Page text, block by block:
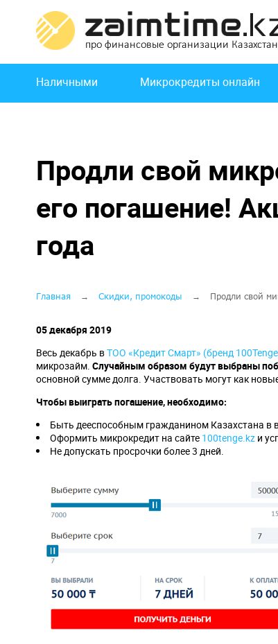
основному
содержанию
Основная
навигация
Наличными Микрокредиты онлайн
Продли свой
его погашение!
года
Строка
навигации
Главная Скидки, промокоды Продли свой
05 декабря 2019
Весь декабрь вТОО «Кредит Смарт» (бренд
микрозайм. Случайным образом будут выбраны
основной сумме долга. Участвовать могут как
Чтобы выиграть погашение, необходимо:
Быть дееспособным гражданином Казахстана в
Оформить микрокредит на сайте 100tenge.kz и
Не допускать просрочки более 3 дней.